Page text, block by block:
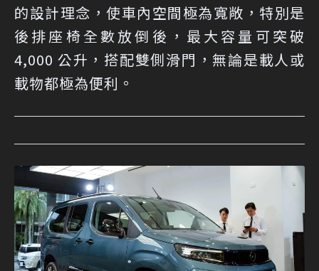
的設計理念，使車內空間極為寬敞，特別是
後排座椅全數放倒後，最大容量可突破
4,000 公升，搭配雙側滑門，無論是載人或
載物都極為便利。